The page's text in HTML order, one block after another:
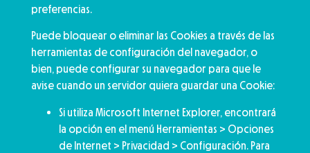
preferencias.
Puede bloquear o eliminar las Cookies a través de las
herramientas de configuración del navegador, o
bien, puede configurar su navegador para que le
avise cuando un servidor quiera guardar una Cookie:
Si utiliza Microsoft Internet Explorer, encontrará
la opción en el menú Herramientas > Opciones
de Internet > Privacidad > Configuración. Para